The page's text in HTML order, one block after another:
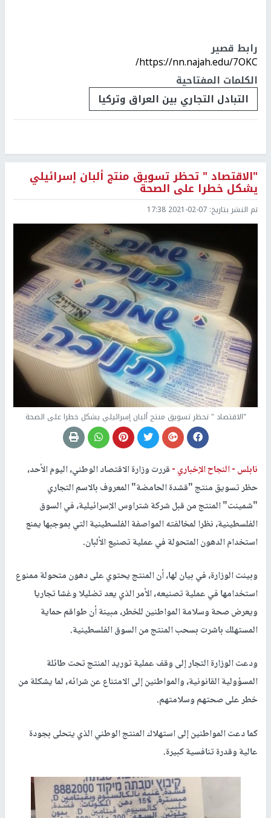
رابط قصير
https://nn.najah.edu/7OKC/
الكلمات المفتاحية
التبادل التجاري بين العراق وتركيا
"الاقتصاد " تحظر تسويق منتج ألبان إسرائيلي
يشكل خطرا على الصحة
تم النشر بتاريخ: 2021-02-07 17:38
"الاقتصاد " تحظر تسويق منتج ألبان إسرائيلي يشكل خطرا على الصحة
نابلس -النجاح الإخباري -قررت وزارة الاقتصاد الوطني، اليوم الأحد،
حظر تسويق منتج "قشدة الحامضة" المعروف بالاسم التجاري
"شمينت" المنتج من قبل شركة شتراوس الإسرائيلية، في السوق
الفلسطينية، نظرا لمخالفته المواصفة الفلسطينية التي بموجبها يمنع
استخدام الدهون المتحولة في عملية تصنيع الألبان.
وبينت الوزارة، في بيان لها، أن المنتج يحتوي على دهون متحولة ممنوع
استخدامها في عملية تصنيعه، الأمر الذي يعد تضليلا وغشا تجاريا
ويعرض صحة وسلامة المواطنين للخطر، مبينة أن طواقم حماية
المستهلك باشرت بسحب المنتج من السوق الفلسطينية.
ودعت الوزارة التجار إلى وقف عملية توريد المنتج تحت طائلة
المسؤولية القانونية، والمواطنين إلى الامتناع عن شرائه، لما يشكلة من
خطر على صحتهم وسلامتهم.
كما دعت المواطنين إلى استهلاك المنتج الوطني الذي يتحلى بجودة
عالية وقدرة تنافسية كبيرة.